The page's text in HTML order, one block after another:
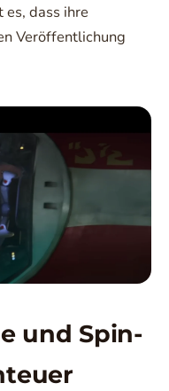
es, dass ihre
Veröffentlichung
und Spin-